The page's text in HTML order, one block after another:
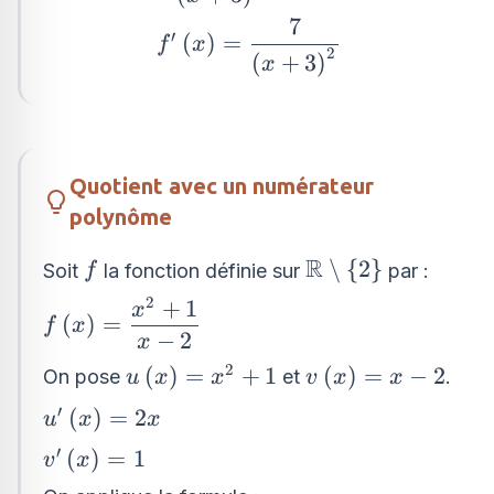
{\left(x+3\right)^{2}}
f′ (x) =
(x + 3)2
7
Quotient avec un numérateur
polynôme
Soit ff la fonction définie surR ∖ {2} par :
f\left(x\right)=\dfrac{x^{2}+1}
{x-2}
f (x) =
x − 2
x2 + 1
On pose u\left(x\right)=x^{2}+1
u (x) = x2 + 1 etv (x) = x − 2.
u^{\prime}\left(x\right)=2x
u′ (x) = 2x
v^{\prime}\left(x\right)=1
v′ (x) = 1